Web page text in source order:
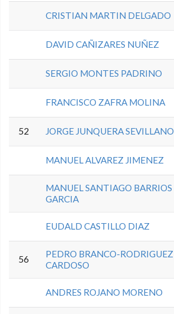
CRISTIAN MARTIN DELGADO
DAVID CAÑIZARES NUÑEZ
SERGIO MONTES PADRINO
FRANCISCO ZAFRA MOLINA
52 JORGE JUNQUERA SEVILLANO
MANUEL ALVAREZ JIMENEZ
MANUEL SANTIAGO BARRIOS
GARCIA
EUDALD CASTILLO DIAZ
56
PEDRO BRANCO-RODRIGUEZ
CARDOSO
ANDRES ROJANO MORENO